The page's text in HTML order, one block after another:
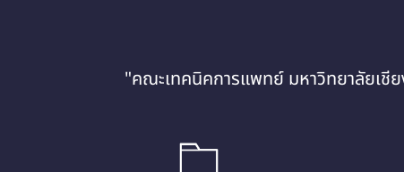
"คณะเทคนิคการแพทย์ มหาวิทยาลัยเชี